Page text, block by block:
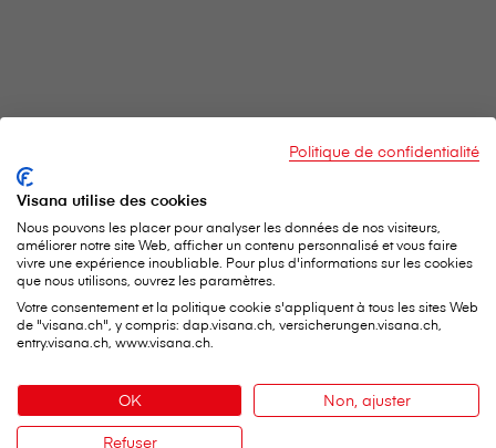
Politique de confidentialité
Visana utilise des cookies
Nous pouvons les placer pour analyser les données de nos visiteurs,
améliorer notre site Web, afficher un contenu personnalisé et vous faire
vivre une expérience inoubliable. Pour plus d'informations sur les cookies
que nous utilisons, ouvrez les paramètres.
Votre consentement et la politique cookie s'appliquent à tous les sites Web
de "visana.ch", y compris: dap.visana.ch, versicherungen.visana.ch,
entry.visana.ch, www.visana.ch.
OK
Non, ajuster
Refuser